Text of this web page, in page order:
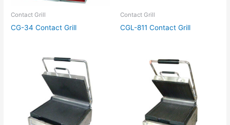
Contact Grill
CG-34 Contact Grill
Contact Grill
CGL-811 Contact Grill